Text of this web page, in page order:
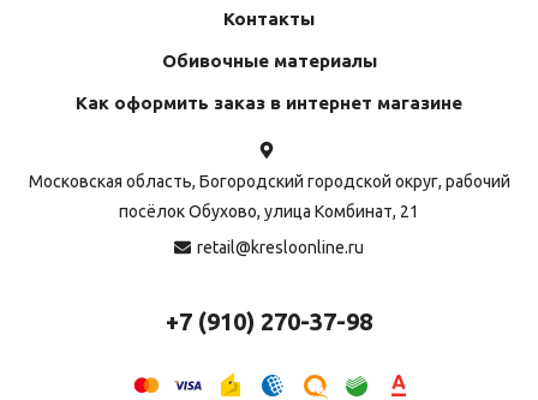
Контакты
Обивочные материалы
Как оформить заказ в интернет магазине
Московская область, Богородский городской округ, рабочий
посёлок Обухово, улица Комбинат, 21
retail@kresloonline.ru
+7 (910) 270-37-98